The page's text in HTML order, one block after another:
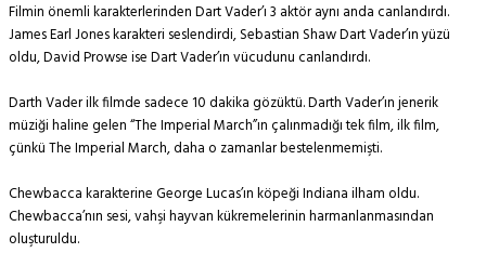
Filmin önemli karakterlerinden Dart Vader’ı 3 aktör aynı anda canlandırdı.
James Earl Jones karakteri seslendirdi, Sebastian Shaw Dart Vader’ın yüzü
oldu, David Prowse ise Dart Vader’ın vücudunu canlandırdı.
Darth Vader ilk filmde sadece 10 dakika gözüktü. Darth Vader’ın jenerik
müziği haline gelen “The Imperial March”ın çalınmadığı tek film, ilk film,
çünkü The Imperial March, daha o zamanlar bestelenmemişti.
Chewbacca karakterine George Lucas’ın köpeği Indiana ilham oldu.
Chewbacca’nın sesi, vahşi hayvan kükremelerinin harmanlanmasından
oluşturuldu.